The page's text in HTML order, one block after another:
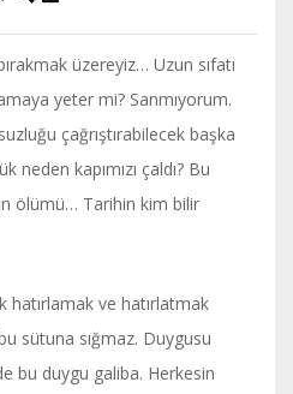
üzereyiz… Uzun sıfatı
yeter mi? Sanmıyorum.
çağrıştırabilecek başka
kapımızı çaldı? Bu
ölümü… Tarihin kim bilir
hatırlamak ve hatırlatmak
sütuna sığmaz. Duygusu
bu duygu galiba. Herkesin